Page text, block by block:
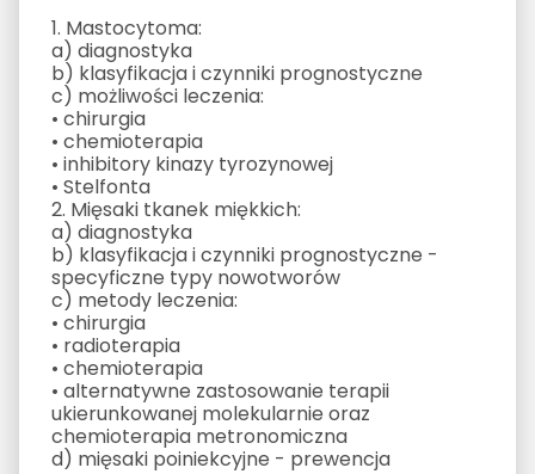
1. Mastocytoma:
a) diagnostyka
b) klasyfikacja i czynniki prognostyczne
c) możliwości leczenia:
• chirurgia
• chemioterapia
• inhibitory kinazy tyrozynowej
• Stelfonta
2. Mięsaki tkanek miękkich:
a) diagnostyka
b) klasyfikacja i czynniki prognostyczne -
specyficzne typy nowotworów
c) metody leczenia:
• chirurgia
• radioterapia
• chemioterapia
• alternatywne zastosowanie terapii
ukierunkowanej molekularnie oraz
chemioterapia metronomiczna
d) mięsaki poiniekcyjne - prewencja